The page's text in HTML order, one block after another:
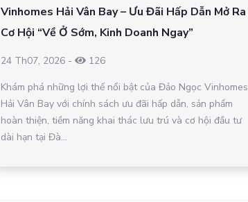
Vinhomes Hải Vân Bay – Ưu Đãi Hấp Dẫn Mở Ra
Cơ Hội “Về Ở Sớm, Kinh Doanh Ngay”
24 Th07, 2026-
126
Khám phá những lợi thế nổi bật của Đảo Ngọc Vinhomes
Hải Vân Bay với chính sách ưu đãi hấp dẫn, sản phẩm
hoàn thiện, tiềm năng khai thác lưu trú và cơ hội đầu tư
dài hạn tại Đà...